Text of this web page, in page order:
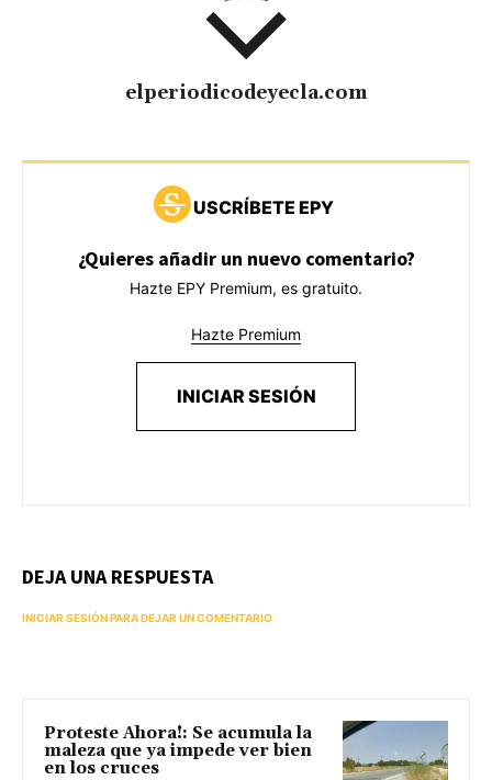
elperiodicodeyecla.com
USCRÍBETE EPY
¿Quieres añadir un nuevo comentario?
Hazte EPY Premium, es gratuito.
Hazte Premium
INICIAR SESIÓN
DEJA UNA RESPUESTA
INICIAR SESIÓN PARA DEJAR UN COMENTARIO
Proteste Ahora!: Se acumula la
maleza que ya impede ver bien
en los cruces